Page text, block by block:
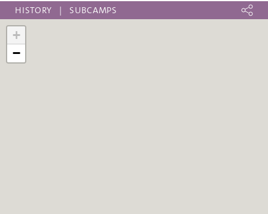
HISTORY SUBCAMPS
+
−